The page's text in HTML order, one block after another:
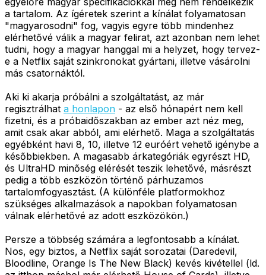
a tartalom. Az ígéretek szerint a kínálat folyamatosan
"magyarosodni" fog, vagyis egyre több mindenhez
elérhetővé válik a magyar felirat, azt azonban nem lehet
tudni, hogy a magyar hanggal mi a helyzet, hogy tervez-
e a Netflix saját szinkronokat gyártani, illetve vásárolni
más csatornáktól.
Aki ki akarja próbálni a szolgáltatást, az már
regisztrálhat a honlapon - az első hónapért nem kell
fizetni, és a próbaidőszakban az ember azt néz meg,
amit csak akar abból, ami elérhető. Maga a szolgáltatás
egyébként havi 8, 10, illetve 12 euróért vehető igénybe a
későbbiekben. A magasabb árkategóriák egyrészt HD,
és UltraHD minőség elérését teszik lehetővé, másrészt
pedig a több eszközön történő párhuzamos
tartalomfogyasztást. (A különféle platformokhoz
szükséges alkalmazások a napokban folyamatosan
válnak elérhetővé az adott eszközökön.)
Persze a többség számára a legfontosabb a kínálat.
Nos, egy biztos, a Netflix saját sorozatai (Daredevil,
Bloodline, Orange Is The New Black) kevés kivétellel (ld.